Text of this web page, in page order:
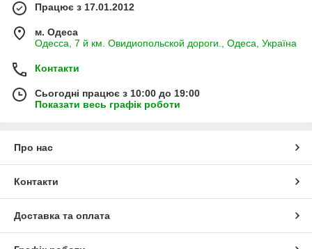
Працює з 17.01.2012
м. Одеса
Одесса, 7 й км. Овидиопольской дороги., Одеса, Україна
Контакти
Сьогодні працює з 10:00 до 19:00
Показати весь графік роботи
Про нас
Контакти
Доставка та оплата